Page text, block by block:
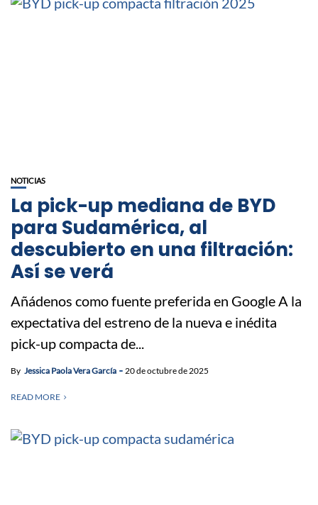
NOTICIAS
La pick-up mediana de BYD
para Sudamérica, al
descubierto en una filtración:
Así se verá
Añádenos como fuente preferida en Google A la
expectativa del estreno de la nueva e inédita
pick-up compacta de...
By Jessica Paola Vera García 20 de octubre de 2025
READ MORE